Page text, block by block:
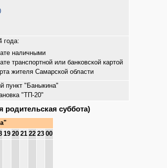
года:
наличными
транспортной или банковской картой
жителя Самарской области
пункт "Баныкина"
"ТП-20"
родительская суббота)
19 20 21 22 23 00